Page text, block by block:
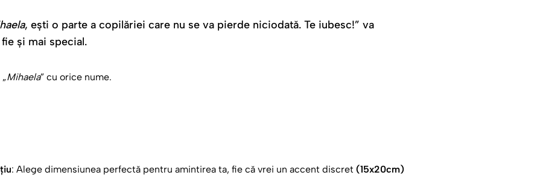
, ești o parte a copilăriei care nu se va pierde niciodată. Te iubesc!” va
și mai special.
Mihaela” cu orice nume.
cât de importantă este pentru tine și cât de mult o apreciezi. Este o mărturie a
lasă-l să fie un simbol al legăturii voastre indestructibile. Începe acum procesul de
sora ta cu un dar inedit, plin de semnificație și dragoste!
: Alege dimensiunea perfectă pentru amintirea ta, fie că vrei un accent discret (15x20cm)